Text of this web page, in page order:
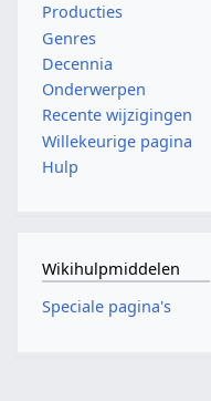
Producties
Genres
Decennia
Onderwerpen
Recente wijzigingen
Willekeurige pagina
Hulp
Wikihulpmiddelen
Speciale pagina's